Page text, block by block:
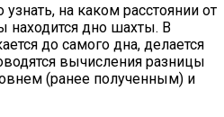
на каком расстоянии от
находится дно шахты. В
до самого дна, делается
вычисления разницы
(ранее полученным) и